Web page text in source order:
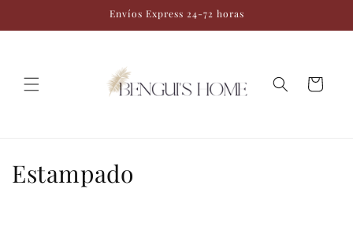
al contenido
Envíos Express 24-72 horas
Carrito
C
Estampado